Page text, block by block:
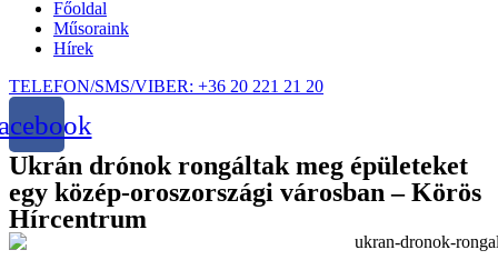
Főoldal
Műsoraink
Hírek
TELEFON/SMS/VIBER: +36 20 221 21 20
Ukrán drónok rongáltak meg épületeket
egy közép-oroszországi városban – Körös
Hírcentrum